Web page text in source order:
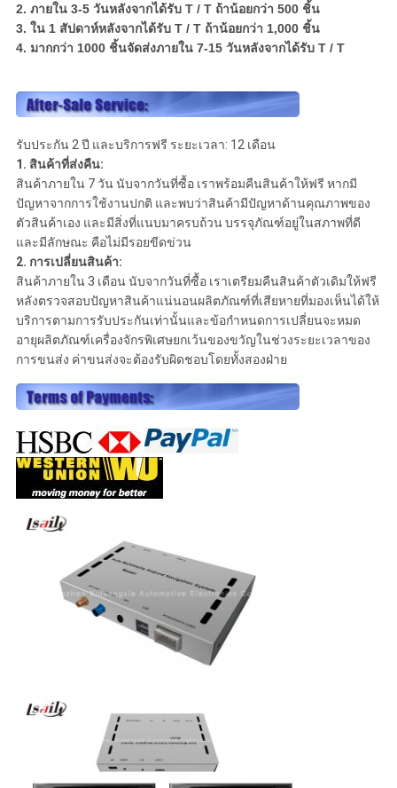
2. ภายใน 3-5 วันหลังจากได้รับ T / T ถ้าน้อยกว่า 500 ชิ้น
3. ใน 1 สัปดาห์หลังจากได้รับ T / T ถ้าน้อยกว่า 1,000 ชิ้น
4. มากกว่า 1000 ชิ้นจัดส่งภายใน 7-15 วันหลังจากได้รับ T / T
รับประกัน 2 ปี และบริการฟรี ระยะเวลา: 12 เดือน
1. สินค้าที่ส่งคืน:
สินค้าภายใน 7 วัน นับจากวันที่ซื้อ เราพร้อมคืนสินค้าให้ฟรี หากมี
ปัญหาจากการใช้งานปกติ และพบว่าสินค้ามีปัญหาด้านคุณภาพของ
ตัวสินค้าเอง และมีสิ่งที่แนบมาครบถ้วน บรรจุภัณฑ์อยู่ในสภาพที่ดี
และมีลักษณะ คือไม่มีรอยขีดข่วน
2. การเปลี่ยนสินค้า:
สินค้าภายใน 3 เดือน นับจากวันที่ซื้อ เราเตรียมคืนสินค้าตัวเดิมให้ฟรี
หลังตรวจสอบปัญหาสินค้าแน่นอนผลิตภัณฑ์ที่เสียหายที่มองเห็นได้ให้
บริการตามการรับประกันเท่านั้นและข้อกำหนดการเปลี่ยนจะหมด
อายุผลิตภัณฑ์เครื่องจักรพิเศษยกเว้นของขวัญในช่วงระยะเวลาของ
การขนส่ง ค่าขนส่งจะต้องรับผิดชอบโดยทั้งสองฝ่าย